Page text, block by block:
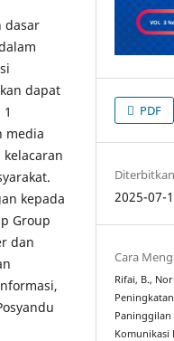
dasar
dapat
media
kepada
Group
dan
PDF
Diterbitkan
2025-07-
Cara
Rifai, B.,
Paninggilan